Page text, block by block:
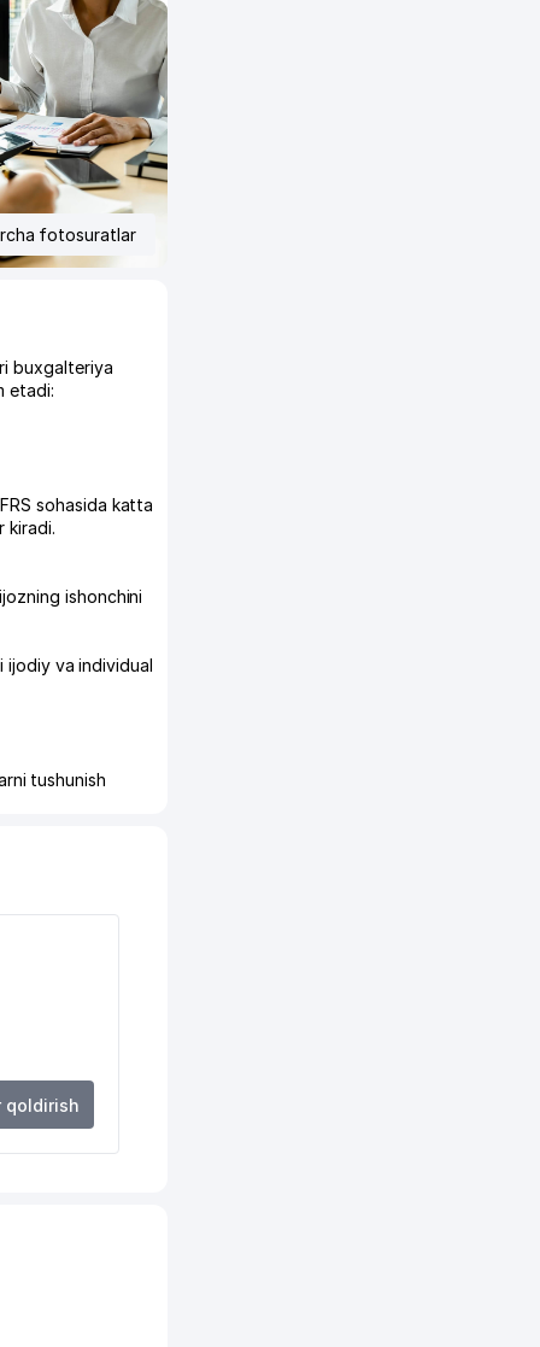
fotosuratlar
buxgalteriya
etadi:
sohasida katta
kiradi.
ishonchini
ijodiy va individual
tushunish
qoldirish